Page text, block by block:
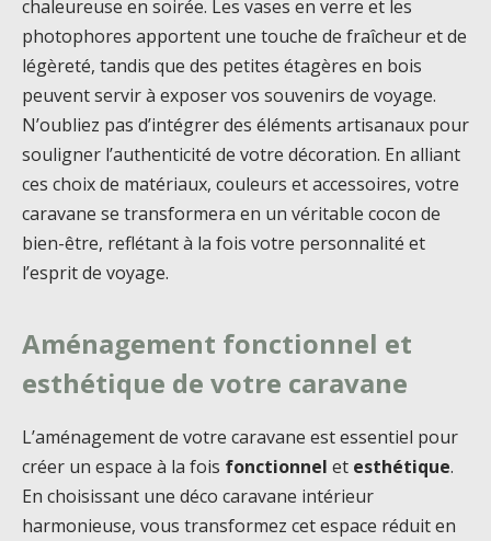
chaleureuse en soirée. Les vases en verre et les
photophores apportent une touche de fraîcheur et de
légèreté, tandis que des petites étagères en bois
peuvent servir à exposer vos souvenirs de voyage.
N’oubliez pas d’intégrer des éléments artisanaux pour
souligner l’authenticité de votre décoration. En alliant
ces choix de matériaux, couleurs et accessoires, votre
caravane se transformera en un véritable cocon de
bien-être, reflétant à la fois votre personnalité et
l’esprit de voyage.
Aménagement fonctionnel et
esthétique de votre caravane
L’aménagement de votre caravane est essentiel pour
créer un espace à la fois fonctionnel et esthétique.
En choisissant une déco caravane intérieur
harmonieuse, vous transformez cet espace réduit en